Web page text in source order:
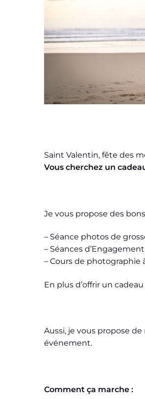
Saint Valentin, fête des
Vous cherchez un
Je vous propose des
– Séance photos de
– Séances
– Cours de photographie
En plus d’offrir un
Aussi, je vous propose
événement.
Comment ça marche :